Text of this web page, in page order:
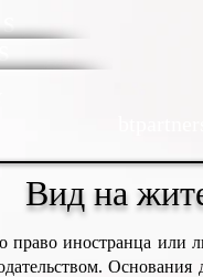
Вид на
право иностранца или